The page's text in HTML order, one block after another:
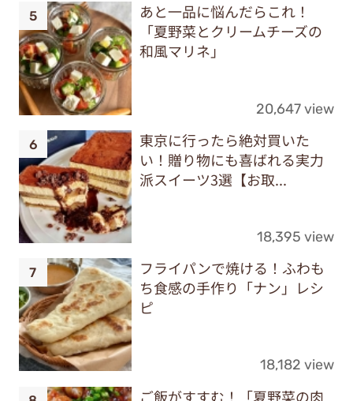
あと一品に悩んだらこれ！
「夏野菜とクリームチーズの
和風マリネ」
20,647 view
東京に行ったら絶対買いた
い！贈り物にも喜ばれる実力
派スイーツ3選【お取...
18,395 view
フライパンで焼ける！ふわも
ち食感の手作り「ナン」レシ
ピ
18,182 view
ご飯がすすむ！「夏野菜の肉